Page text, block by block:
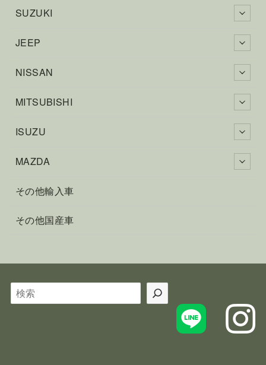
SUZUKI
JEEP
NISSAN
MITSUBISHI
ISUZU
MAZDA
その他輸入車
その他国産車
検
索